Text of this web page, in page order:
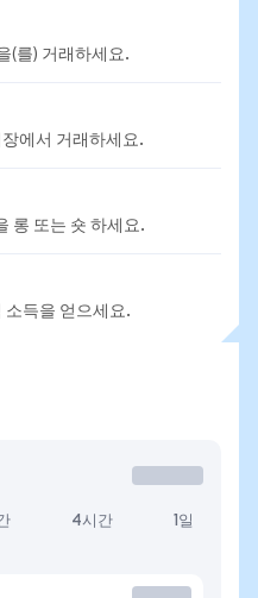
(를) 거래하세요.
에서 거래하세요.
롱 또는 숏 하세요.
소득을 얻으세요.
4시간 1일